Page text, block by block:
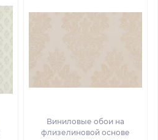
Виниловые обои на
флизелиновой основе